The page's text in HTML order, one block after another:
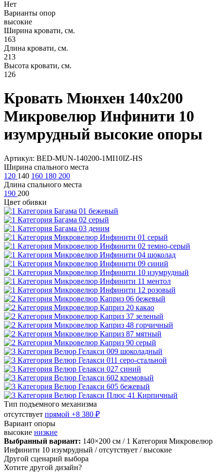
Нет
Варианты опор
высокие
Ширина кровати, см.
163
Длина кровати, см.
213
Высота кровати, см.
126
Кровать Мюнхен 140х200
Микровелюр Инфинити 10
изумрудный высокие опоры
Артикул: BED-MUN-140200-1MI10IZ-HS
Ширина спального места
120 140 160 180 200
Длина спального места
190 200
Цвет обивки
Тип подъемного механизма
отсутствует прямой +8 380 ₽
Вариант опоры
высокие низкие
Выбранный вариант: 140×200 см / 1 Категория Микровелюр
Инфинити 10 изумрудный / отсутствует / высокие
Другой сценарий выбора
Хотите другой дизайн?